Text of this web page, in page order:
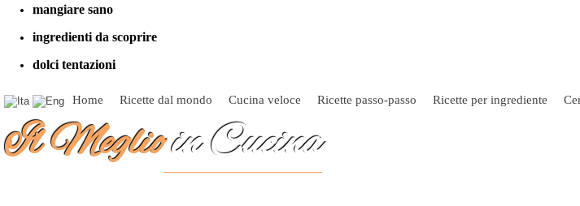
mangiare sano
ingredienti da scoprire
dolci tentazioni
Home Ricette dal mondo Cucina veloce Ricette passo-passo Ricette per ingrediente
Il Meglioin Cucina